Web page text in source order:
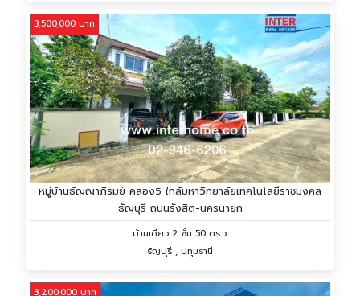
3,500,000 บาท
หมู่บ้านธัญญาภิรมย์ คลอง5 ใกล้มหาวิทยาลัยเทคโนโลยีราชมงคล
ธัญบุรี ถนนรังสิต-นครนายก
บ้านเดี่ยว 2 ชั้น 50 ตร.ว.
ธัญบุรี , ปทุมธานี
3,200,000 บาท